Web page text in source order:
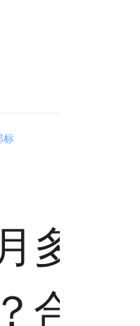
标
多少钱
合肥失